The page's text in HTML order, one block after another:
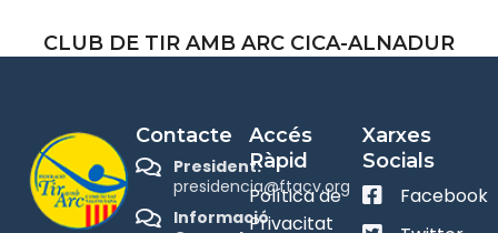
CLUB DE TIR AMB ARC CICA-ALNADUR
Contacte
President:
presidencia@ftacv.org
Informació
Accés
Ràpid
Política de
Privacitat
Xarxes
Socials
Facebook